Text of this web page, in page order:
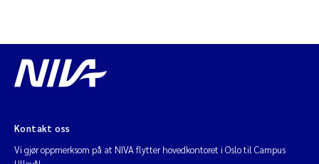
Kontakt oss
Vi gjør oppmerksom på at NIVA flytter hovedkontoret i Oslo til Campus